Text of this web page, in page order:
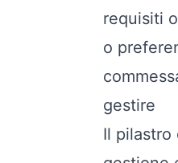
requisiti
o
gestire
Il pilastro